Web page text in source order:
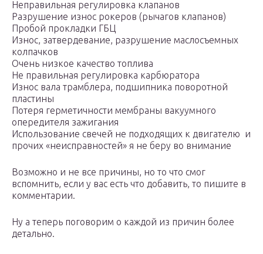
Неправильная регулировка клапанов
Разрушение износ рокеров (рычагов клапанов)
Пробой прокладки ГБЦ
Износ, затвердевание, разрушение маслосъемных
колпачков
Очень низкое качество топлива
Не правильная регулировка карбюратора
Износ вала трамблера, подшипника поворотной
пластины
Потеря герметичности мембраны вакуумного
опередителя зажигания
Использование свечей не подходящих к двигателю и
прочих «неисправностей» я не беру во внимание
Возможно и не все причины, но то что смог
вспомнить, если у вас есть что добавить, то пишите в
комментарии.
Ну а теперь поговорим о каждой из причин более
детально.